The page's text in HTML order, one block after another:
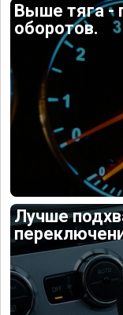
Выше тяга -
оборотов.
Лучше